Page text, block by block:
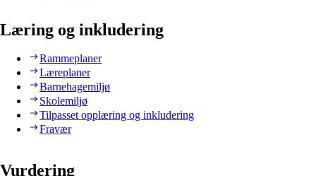
Læring og inkludering
Rammeplaner
Læreplaner
Barnehagemiljø
Skolemiljø
Tilpasset opplæring og inkludering
Fravær
Vurdering